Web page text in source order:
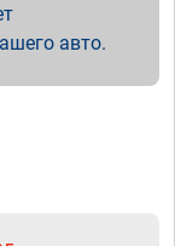
авто.